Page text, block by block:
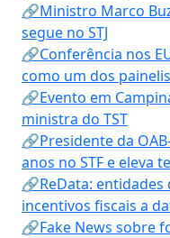
🔗Ministro Marco
segue no STJ
🔗Conferência nos
como um dos
🔗Evento em
ministra do TST
🔗Presidente da
anos no STF e eleva
🔗ReData:
incentivos fiscais a
🔗Fake News sobre